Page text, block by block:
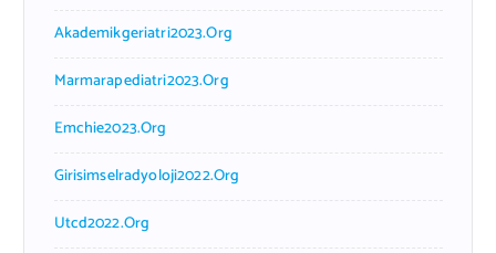
Akademikgeriatri2023.org
Marmarapediatri2023.org
Emchie2023.org
Girisimselradyoloji2022.org
Utcd2022.org